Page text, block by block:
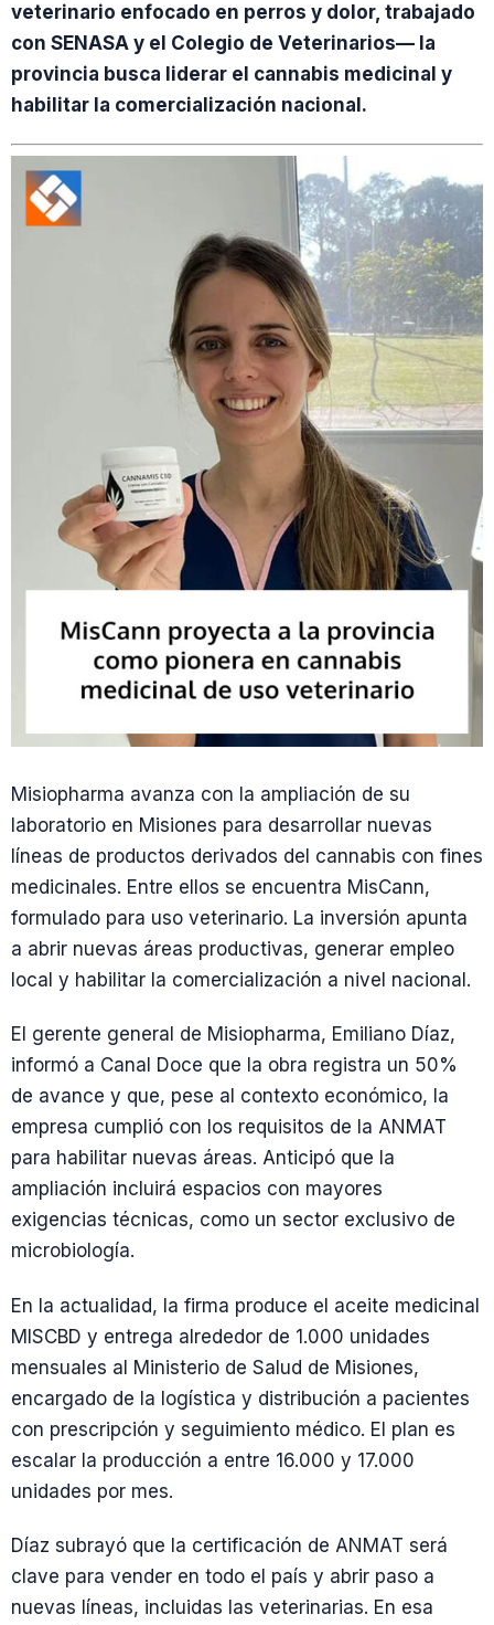
veterinario enfocado en perros y dolor, trabajado
con SENASA y el Colegio de Veterinarios— la
provincia busca liderar el cannabis medicinal y
habilitar la comercialización nacional.
Misiopharma avanza con la ampliación de su
laboratorio en Misiones para desarrollar nuevas
líneas de productos derivados del cannabis con fines
medicinales. Entre ellos se encuentra MisCann,
formulado para uso veterinario. La inversión apunta
a abrir nuevas áreas productivas, generar empleo
local y habilitar la comercialización a nivel nacional.
El gerente general de Misiopharma, Emiliano Díaz,
informó a Canal Doce que la obra registra un 50%
de avance y que, pese al contexto económico, la
empresa cumplió con los requisitos de la ANMAT
para habilitar nuevas áreas. Anticipó que la
ampliación incluirá espacios con mayores
exigencias técnicas, como un sector exclusivo de
microbiología.
En la actualidad, la firma produce el aceite medicinal
MISCBD y entrega alrededor de 1.000 unidades
mensuales al Ministerio de Salud de Misiones,
encargado de la logística y distribución a pacientes
con prescripción y seguimiento médico. El plan es
escalar la producción a entre 16.000 y 17.000
unidades por mes.
Díaz subrayó que la certificación de ANMAT será
clave para vender en todo el país y abrir paso a
nuevas líneas, incluidas las veterinarias. En esa